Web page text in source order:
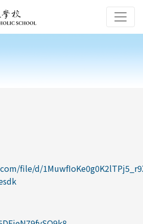
file/d/